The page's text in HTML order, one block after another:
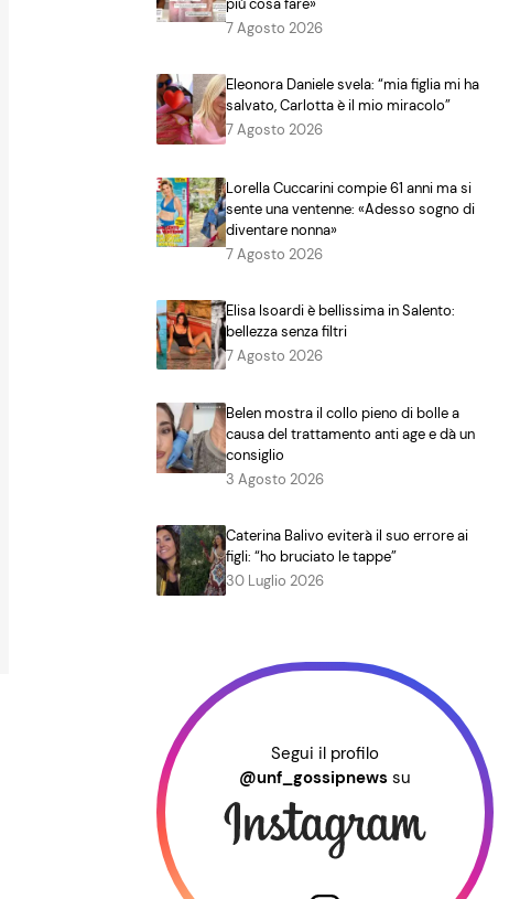
più cosa fare»
7 Agosto 2026
Eleonora Daniele svela: “mia figlia mi ha
salvato, Carlotta è il mio miracolo”
7 Agosto 2026
Lorella Cuccarini compie 61 anni ma si
sente una ventenne: «Adesso sogno di
diventare nonna»
7 Agosto 2026
Elisa Isoardi è bellissima in Salento:
bellezza senza filtri
7 Agosto 2026
Belen mostra il collo pieno di bolle a
causa del trattamento anti age e dà un
consiglio
3 Agosto 2026
Caterina Balivo eviterà il suo errore ai
figli: “ho bruciato le tappe”
30 Luglio 2026
Segui il profilo
@unf_gossipnews su